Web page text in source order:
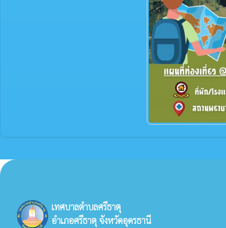
เทศบาลตำบลศรีธาตุ
อำเภอศรีธาตุ จังหวัดอุดรธานี